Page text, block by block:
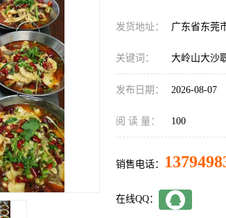
发货地址： 广东省东莞
关键词： 大岭山大沙
发布日期： 2026-08-07
阅 读 量： 100
销售电话：
在线QQ：